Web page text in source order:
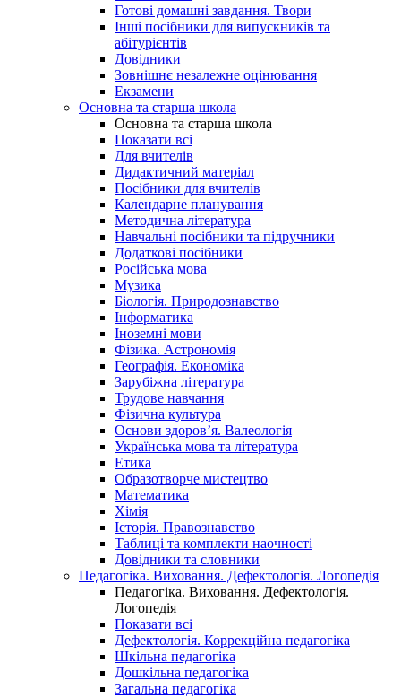
Готові домашні завдання. Твори
Інші посібники для випускників та
абітурієнтів
Довідники
Зовнішнє незалежне оцінювання
Екзамени
Основна та старша школа
Основна та старша школа
Показати всі
Для вчителів
Дидактичний матеріал
Посібники для вчителів
Календарне планування
Методична література
Навчальні посібники та підручники
Додаткові посібники
Російська мова
Музика
Біологія. Природознавство
Інформатика
Іноземні мови
Фізика. Астрономія
Географія. Економіка
Зарубіжна література
Трудове навчання
Фізична культура
Основи здоров’я. Валеологія
Українська мова та література
Етика
Образотворче мистецтво
Математика
Хімія
Історія. Правознавство
Таблиці та комплекти наочності
Довідники та словники
Педагогіка. Виховання. Дефектологія. Логопедія
Педагогіка. Виховання. Дефектологія.
Логопедія
Показати всі
Дефектологія. Коррекційна педагогіка
Шкільна педагогіка
Дошкільна педагогіка
Загальна педагогіка